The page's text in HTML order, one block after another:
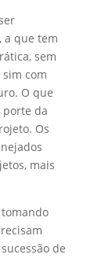
a que tem
sem
com
O que
porte da
Os
mais
de